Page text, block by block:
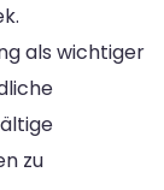
als wichtiger
zu